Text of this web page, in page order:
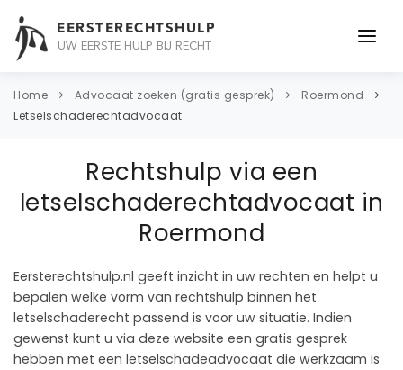
EERSTERECHTSHULP
UW EERSTE HULP BIJ RECHT
ONDERWERPEN
ADVOCAAT
OVER ONS
Home Advocaat zoeken (gratis gesprek)
Roermond
Letselschaderechtadvocaat
Rechtshulp via een
letselschaderechtadvocaat in
Roermond
Eersterechtshulp.nl geeft inzicht in uw rechten en helpt u
bepalen welke vorm van rechtshulp binnen het
letselschaderecht passend is voor uw situatie. Indien
gewenst kunt u via deze website een gratis gesprek
hebben met een letselschadeadvocaat die werkzaam is